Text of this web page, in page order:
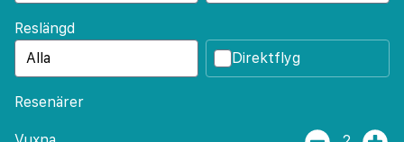
Reslängd
Direktflyg
Resenärer